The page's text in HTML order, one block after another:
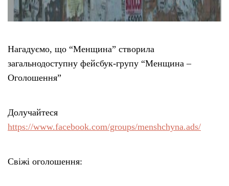
Нагадуємо, що “Менщина” створила
загальнодоступну фейсбук-групу “Менщина –
Оголошення”
Долучайтеся
https://www.facebook.com/groups/menshchyna.ads/
Свіжі оголошення: